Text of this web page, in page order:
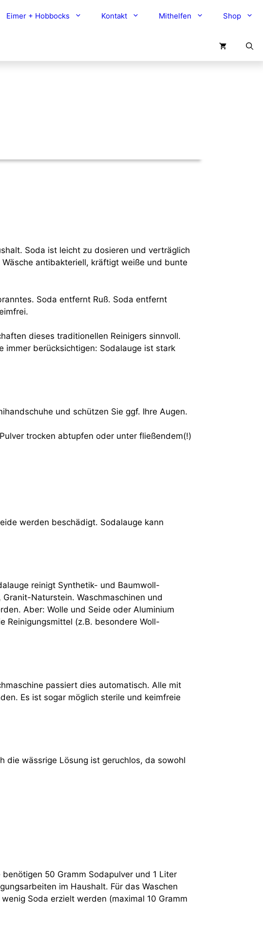
Eimer + Hobbocks Kontakt Mithelfen Shop
Soda ist leicht zu dosieren und verträglich
antibakteriell, kräftigt weiße und bunte
Soda entfernt Ruß. Soda entfernt
dieses traditionellen Reinigers sinnvoll.
immer berücksichtigen: Sodalauge ist stark
und schützen Sie ggf. Ihre Augen.
trocken abtupfen oder unter fließendem(!)
werden beschädigt. Sodalauge kann
reinigt Synthetik- und Baumwoll-
Naturstein. Waschmaschinen und
Aber: Wolle und Seide oder Aluminium
Reinigungsmittel (z.B. besondere Woll-
passiert dies automatisch. Alle mit
Es ist sogar möglich sterile und keimfreie
die wässrige Lösung ist geruchlos, da sowohl
50 Gramm Sodapulver und 1 Liter
im Haushalt. Für das Waschen
Soda erzielt werden (maximal 10 Gramm